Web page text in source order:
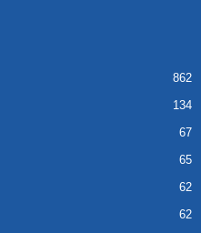
862
134
67
65
62
62